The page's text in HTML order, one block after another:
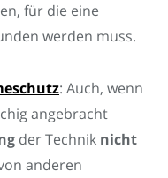
für die eine
werden muss.
: Auch, wenn
angebracht
der Technik nicht
anderen